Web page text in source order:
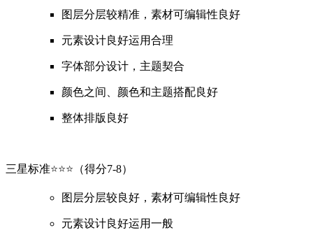
图层分层较精准，素材可编辑性良好
元素设计良好运用合理
字体部分设计，主题契合
颜色之间、颜色和主题搭配良好
整体排版良好
三星标准⭐️⭐️⭐️ （得分7-8）
图层分层较良好，素材可编辑性良好
元素设计良好运用一般